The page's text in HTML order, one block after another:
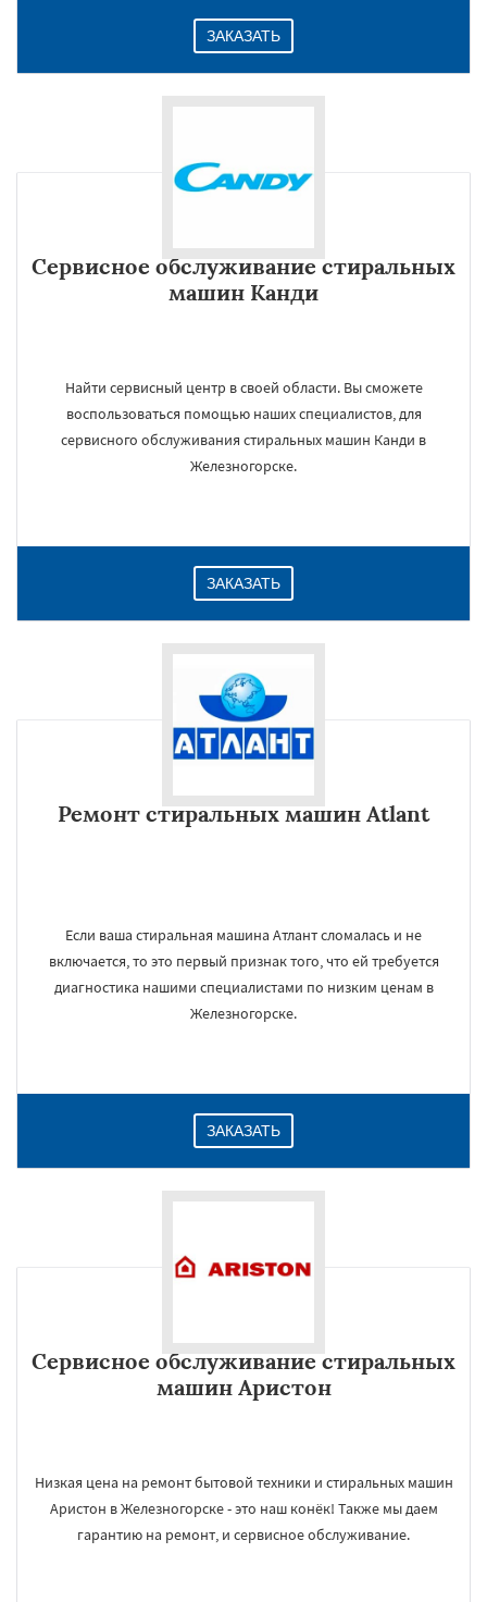
ЗАКАЗАТЬ
Сервисное обслуживание стиральных
машин Канди
Найти сервисный центр в своей области. Вы сможете
воспользоваться помощью наших специалистов, для
сервисного обслуживания стиральных машин Канди в
Железногорске.
ЗАКАЗАТЬ
Ремонт стиральных машин Atlant
Если ваша стиральная машина Атлант сломалась и не
включается, то это первый признак того, что ей требуется
диагностика нашими специалистами по низким ценам в
Железногорске.
ЗАКАЗАТЬ
Сервисное обслуживание стиральных
машин Аристон
Низкая цена на ремонт бытовой техники и стиральных машин
Аристон в Железногорске - это наш конёк! Также мы даем
гарантию на ремонт, и сервисное обслуживание.